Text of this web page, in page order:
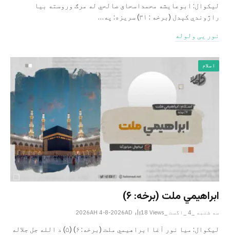
لیکوال: ابوعایشه محمداسحاق صالحي له مرګ وروسته بیا
راژوندي کېدل (برخه : ۳۱) سریزه: په…
نور یی ولوله
اسلام
ابراهيمي ملت (برخه: ۶)
سه شنبه _4 _اگست _2026AH 4-8-2026AD 18 Views
ليکوال: میا نور آغا ابراهيمي ملت (برخه: ۶) (۵) د الله جل جلاله